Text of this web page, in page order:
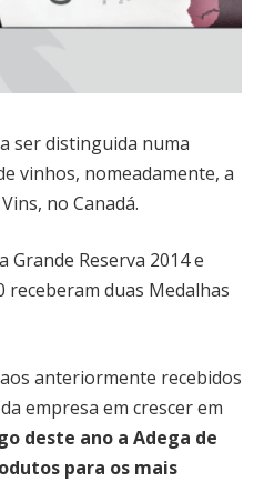
ser distinguida numa
vinhos, nomeadamente, a
no Canadá.
Grande Reserva 2014 e
duas Medalhas
anteriormente recebidos
empresa em crescer em
deste ano a Adega de
para os mais